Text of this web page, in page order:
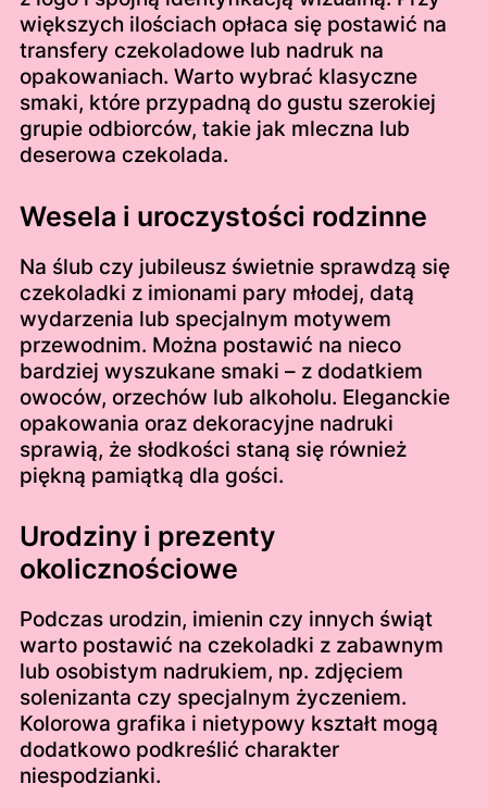
większych ilościach opłaca się postawić na
transfery czekoladowe lub nadruk na
opakowaniach. Warto wybrać klasyczne
smaki, które przypadną do gustu szerokiej
grupie odbiorców, takie jak mleczna lub
deserowa czekolada.
Wesela i uroczystości rodzinne
Na ślub czy jubileusz świetnie sprawdzą się
czekoladki z imionami pary młodej, datą
wydarzenia lub specjalnym motywem
przewodnim. Można postawić na nieco
bardziej wyszukane smaki – z dodatkiem
owoców, orzechów lub alkoholu. Eleganckie
opakowania oraz dekoracyjne nadruki
sprawią, że słodkości staną się również
piękną pamiątką dla gości.
Urodziny i prezenty
okolicznościowe
Podczas urodzin, imienin czy innych świąt
warto postawić na czekoladki z zabawnym
lub osobistym nadrukiem, np. zdjęciem
solenizanta czy specjalnym życzeniem.
Kolorowa grafika i nietypowy kształt mogą
dodatkowo podkreślić charakter
niespodzianki.